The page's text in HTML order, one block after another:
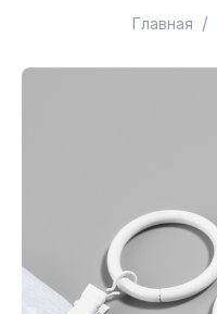
Главная /